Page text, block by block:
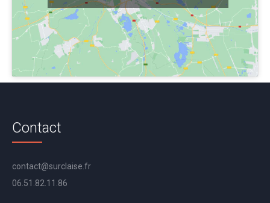
Contact
contact@surclaise.fr
06.51.82.11.86